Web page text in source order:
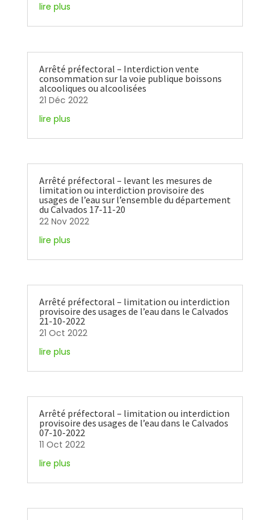
lire plus
Arrêté préfectoral – Interdiction vente
consommation sur la voie publique boissons
alcooliques ou alcoolisées
21 Déc 2022
lire plus
Arrêté préfectoral – levant les mesures de
limitation ou interdiction provisoire des
usages de l’eau sur l’ensemble du département
du Calvados 17-11-20
22 Nov 2022
lire plus
Arrêté préfectoral – limitation ou interdiction
provisoire des usages de l’eau dans le Calvados
21-10-2022
21 Oct 2022
lire plus
Arrêté préfectoral – limitation ou interdiction
provisoire des usages de l’eau dans le Calvados
07-10-2022
11 Oct 2022
lire plus